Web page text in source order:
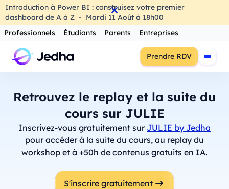
Introduction à Power BI : construisez votre premier
dashboard de A à Z - Mardi 11 Août à 18h00
Professionnels
Étudiants Parents Entreprises
Prendre RDV
Retrouvez le replay et la suite du
cours sur JULIE
Inscrivez-vous gratuitement sur JULIE by Jedha
pour accéder à la suite du cours, au replay du
workshop et à +50h de contenus gratuits en IA.
S'inscrire gratuitement